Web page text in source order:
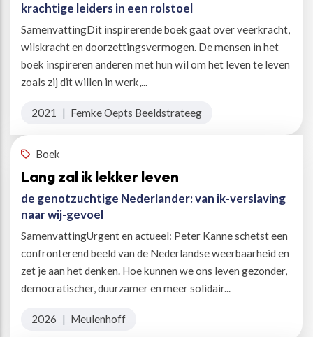
krachtige leiders in een rolstoel
SamenvattingDit inspirerende boek gaat over veerkracht,
wilskracht en doorzettingsvermogen. De mensen in het
boek inspireren anderen met hun wil om het leven te leven
zoals zij dit willen in werk,...
2021 | Femke Oepts Beeldstrateeg
Boek
Lang zal ik lekker leven
de genotzuchtige Nederlander: van ik-verslaving
naar wij-gevoel
SamenvattingUrgent en actueel: Peter Kanne schetst een
confronterend beeld van de Nederlandse weerbaarheid en
zet je aan het denken. Hoe kunnen we ons leven gezonder,
democratischer, duurzamer en meer solidair...
2026 | Meulenhoff